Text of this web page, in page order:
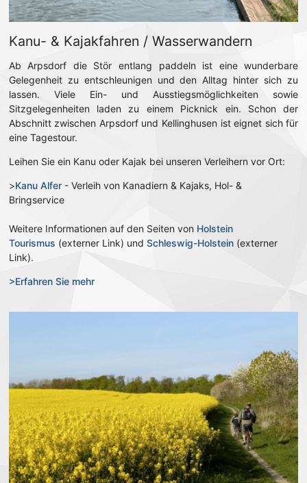
Kanu- & Kajakfahren / Wasserwandern
Ab Arpsdorf die Stör entlang paddeln ist eine wunderbare
Gelegenheit zu entschleunigen und den Alltag hinter sich zu
lassen. Viele Ein- und Ausstiegsmöglichkeiten sowie
Sitzgelegenheiten laden zu einem Picknick ein. Schon der
Abschnitt zwischen Arpsdorf und Kellinghusen ist eignet sich für
eine Tagestour.
Leihen Sie ein Kanu oder Kajak bei unseren Verleihern vor Ort:
>Kanu Alfer- Verleih von Kanadiern & Kajaks, Hol- &
Bringservice
Weitere Informationen auf den Seiten von Holstein
Tourismus (externer Link) und Schleswig-Holstein(externer
Link).
>Erfahren Sie mehr